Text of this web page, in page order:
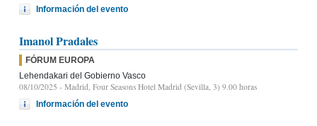
Información del evento
Imanol Pradales
FÓRUM EUROPA
Lehendakari del Gobierno Vasco
08/10/2025 - Madrid, Four Seasons Hotel Madrid (Sevilla, 3) 9.00 horas
Información del evento